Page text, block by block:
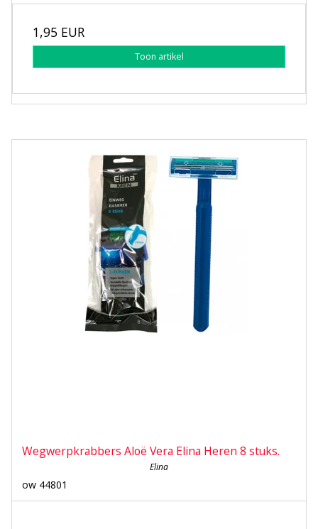
1,95 EUR
Toon artikel
Wegwerpkrabbers Aloë Vera Elina Heren 8 stuks.
Elina
ow 44801